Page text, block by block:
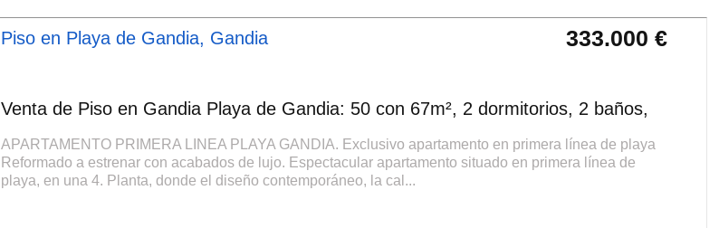
Piso en Playa de Gandia, Gandia 333.000 €
Venta de Piso en Gandia Playa de Gandia: 50 con 67m², 2 dormitorios, 2 baños,
APARTAMENTO PRIMERA LINEA PLAYA GANDIA. Exclusivo apartamento en primera línea de playa
Reformado a estrenar con acabados de lujo. Espectacular apartamento situado en primera línea de
playa, en una 4. Planta, donde el diseño contemporáneo, la cal...